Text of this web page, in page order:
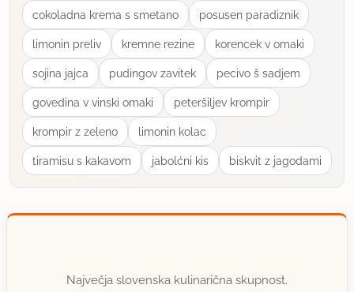
cokoladna krema s smetano posusen paradiznik
limonin preliv kremne rezine korencek v omaki
sojina jajca pudingov zavitek pecivo š sadjem
govedina v vinski omaki peteršiljev krompir
krompir z zeleno limonin kolac
tiramisu s kakavom jabolćni kis biskvit z jagodami
Največja slovenska kulinarična skupnost.